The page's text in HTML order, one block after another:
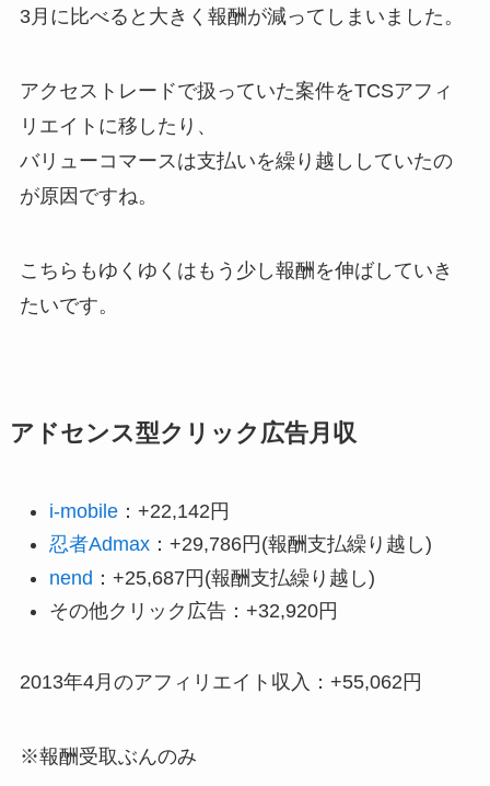
3月に比べると大きく報酬が減ってしまいました。
アクセストレードで扱っていた案件をTCSアフィ
リエイトに移したり、
バリューコマースは支払いを繰り越ししていたの
が原因ですね。
こちらもゆくゆくはもう少し報酬を伸ばしていき
たいです。
アドセンス型クリック広告月収
i-mobile：+22,142円
忍者Admax：+29,786円(報酬支払繰り越し)
nend ：+25,687円(報酬支払繰り越し)
その他クリック広告：+32,920円
2013年4月のアフィリエイト収入：+55,062円
※報酬受取ぶんのみ